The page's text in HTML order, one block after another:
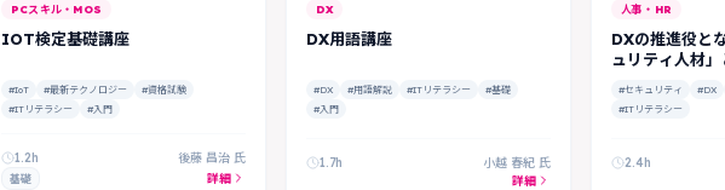
PCスキル・MOS
IOT検定基礎講座
#IoT #最新テクノロジー
#資格試験
#ITリテラシー
#入門
1.2h 後藤 昌治 氏
基礎 詳細
DX
DX用語講座
#DX #用語解説 #ITリテラシー
#基礎
#入門
1.7h
小越 春紀 氏
詳細
人事・HR
DXの推進役と
ュリティ人材
#セキュリティ #DX
#ITリテラシー
2.4h